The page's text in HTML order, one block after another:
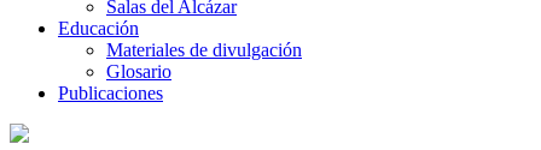
Salas del Alcázar
Educación
Materiales de divulgación
Glosario
Publicaciones